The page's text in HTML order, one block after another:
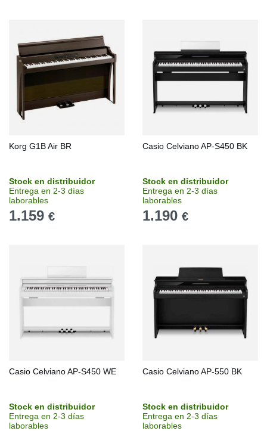
Korg G1B Air BR
Stock en distribuidor
Entrega en 2-3 días
laborables
1.159 €
Casio Celviano AP-S450 BK
Stock en distribuidor
Entrega en 2-3 días
laborables
1.190 €
Casio Celviano AP-S450 WE
Stock en distribuidor
Entrega en 2-3 días
laborables
Casio Celviano AP-550 BK
Stock en distribuidor
Entrega en 2-3 días
laborables